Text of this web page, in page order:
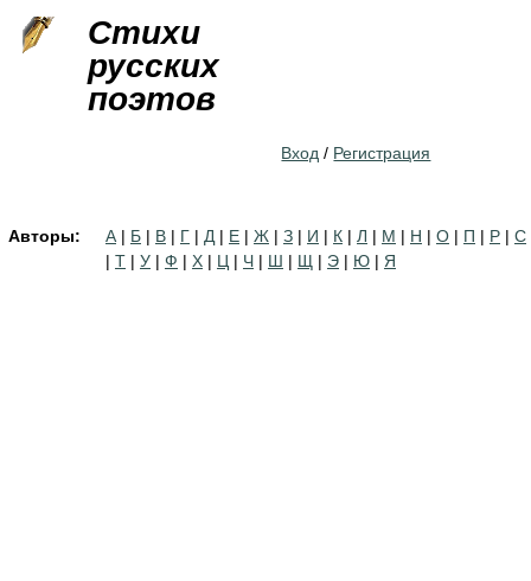
Стихи
русских
поэтов
Вход / Регистрация
Авторы: А | Б | В | Г | Д | Е | Ж | З | И | К | Л | М | Н | О | П | Р | С
| Т | У | Ф | Х | Ц | Ч | Ш | Щ | Э | Ю | Я